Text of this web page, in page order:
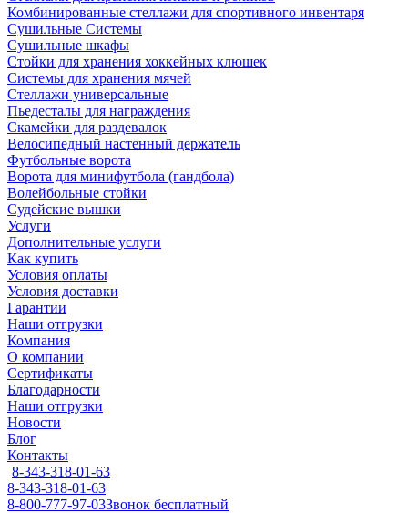
Комбинированные стеллажи для спортивного инвентаря
Сушильные Системы
Сушильные шкафы
Стойки для хранения хоккейных клюшек
Системы для хранения мячей
Стеллажи универсальные
Пьедесталы для награждения
Скамейки для раздевалок
Велосипедный настенный держатель
Футбольные ворота
Ворота для минифутбола (гандбола)
Волейбольные стойки
Судейские вышки
Услуги
Дополнительные услуги
Как купить
Условия оплаты
Условия доставки
Гарантии
Наши отгрузки
Компания
О компании
Сертификаты
Благодарности
Наши отгрузки
Новости
Блог
Контакты
8-343-318-01-63
8-343-318-01-63
8-800-777-97-03Звонок бесплатный